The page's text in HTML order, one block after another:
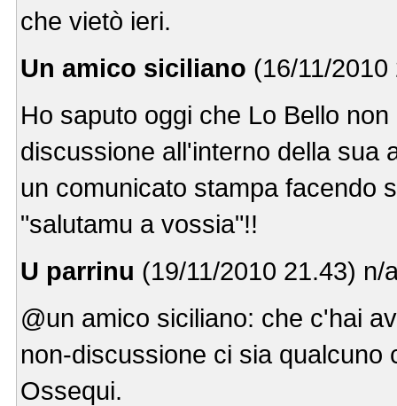
che vietò ieri.
Un amico siciliano (16/11/
Ho saputo oggi che Lo Bello
discussione all'interno della sua
un comunicato stampa facendo
"salutamu a vossia"!!
U parrinu (19/11/2010 21.43) n/
@un amico siciliano: che c'hai
non-discussione ci sia
Ossequi.